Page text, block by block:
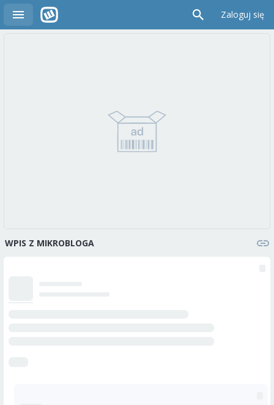
Zaloguj się
WPIS Z MIKROBLOGA